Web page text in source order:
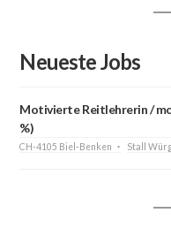
Neueste Jobs
Motivierte Reitlehrerin /
%)
CH-4105 Biel-Benken Stall